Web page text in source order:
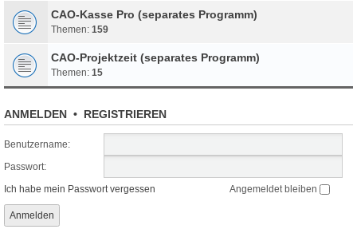
CAO-Kasse Pro (separates Programm)
Themen: 159
CAO-Projektzeit (separates Programm)
Themen: 15
ANMELDEN • REGISTRIEREN
Benutzername:
Passwort:
Ich habe mein Passwort vergessen
Angemeldet bleiben